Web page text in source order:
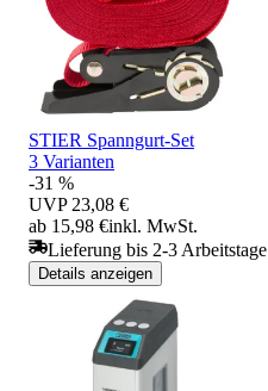
STIER Spanngurt-Set
3 Varianten
-31 %
UVP 23,08 €
ab 15,98 €inkl. MwSt.
Lieferung bis 2-3 Arbeitstage
Details anzeigen